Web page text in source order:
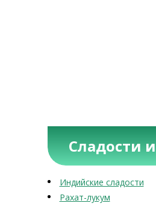
Сладости
Индийские сладости
Рахат-лукум